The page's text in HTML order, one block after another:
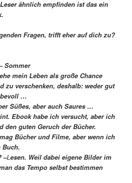
ähnlich empfinden ist das ein
Fragen, trifft eher auf dich zu?
Sommer
mein Leben als große Chance
zu verschenken, deshalb: weder gut
…
Süßes, aber auch Saures …
Ebook habe ich versucht, aber ich
den guten Geruch der Bücher.
Bücher und Filme, aber wenn ich
Buch.
–Lesen. Weil dabei eigene Bilder im
das Tempo selbst bestimmen